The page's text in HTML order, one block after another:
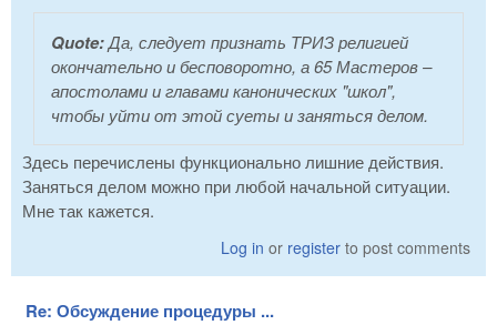
Quote:Да, следует признать ТРИЗ религией
окончательно и бесповоротно, а 65 Мастеров –
апостолами и главами канонических "школ",
чтобы уйти от этой суеты и заняться делом.
Здесь перечислены функционально лишние действия.
Заняться делом можно при любой начальной ситуации.
Мне так кажется.
Log in or register to post comments
Re: Обсуждение процедуры ...